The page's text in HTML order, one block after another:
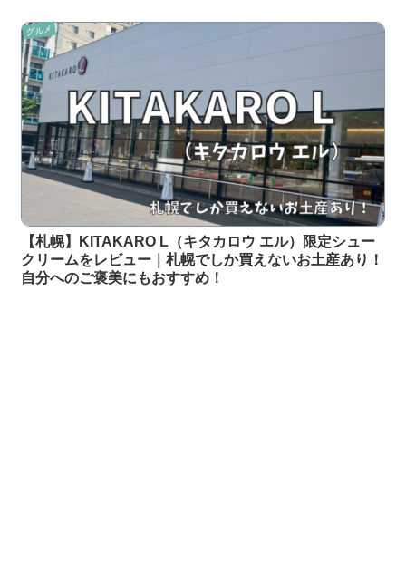
グルメ
【札幌】KITAKARO L（キタカロウ エル）限定シュー
クリームをレビュー｜札幌でしか買えないお土産あり！
自分へのご褒美にもおすすめ！